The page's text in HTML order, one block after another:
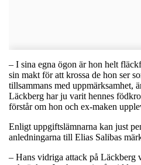
– I sina egna ögon är hon helt
sin makt för att krossa de hon ser
tillsammans med uppmärksamhet,
Läckberg har ju varit hennes
förstår om hon och ex-maken
Enligt uppgiftslämnarna kan just
anledningarna till Elias Salibas
– Hans vidriga attack på Läckberg